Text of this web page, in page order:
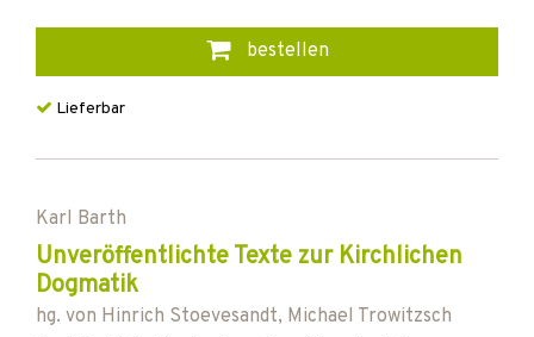
bestellen
Lieferbar
Karl Barth
Unveröffentlichte Texte zur Kirchlichen
Dogmatik
hg. von Hinrich Stoevesandt, Michael Trowitzsch